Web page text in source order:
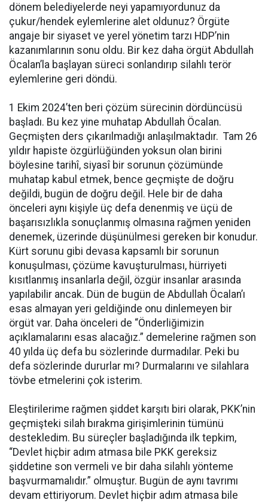
dönem belediyelerde neyi yapamıyordunuz da
çukur/hendek eylemlerine alet oldunuz? Örgüte
angaje bir siyaset ve yerel yönetim tarzı HDP’nin
kazanımlarının sonu oldu. Bir kez daha örgüt Abdullah
Öcalan’la başlayan süreci sonlandırıp silahlı terör
eylemlerine geri döndü.
1 Ekim 2024’ten beri çözüm sürecinin dördüncüsü
başladı. Bu kez yine muhatap Abdullah Öcalan.
Geçmişten ders çıkarılmadığı anlaşılmaktadır. Tam 26
yıldır hapiste özgürlüğünden yoksun olan birini
böylesine tarihî, siyasî bir sorunun çözümünde
muhatap kabul etmek, bence geçmişte de doğru
değildi, bugün de doğru değil. Hele bir de daha
önceleri aynı kişiyle üç defa denenmiş ve üçü de
başarısızlıkla sonuçlanmış olmasına rağmen yeniden
denemek, üzerinde düşünülmesi gereken bir konudur.
Kürt sorunu gibi devasa kapsamlı bir sorunun
konuşulması, çözüme kavuşturulması, hürriyeti
kısıtlanmış insanlarla değil, özgür insanlar arasında
yapılabilir ancak. Dün de bugün de Abdullah Öcalan’ı
esas almayan yeri geldiğinde onu dinlemeyen bir
örgüt var. Daha önceleri de “Önderliğimizin
açıklamalarını esas alacağız.” demelerine rağmen son
40 yılda üç defa bu sözlerinde durmadılar. Peki bu
defa sözlerinde dururlar mı? Durmalarını ve silahlara
tövbe etmelerini çok isterim.
Eleştirilerime rağmen şiddet karşıtı biri olarak, PKK’nin
geçmişteki silah bırakma girişimlerinin tümünü
destekledim. Bu süreçler başladığında ilk tepkim,
“Devlet hiçbir adım atmasa bile PKK gereksiz
şiddetine son vermeli ve bir daha silahlı yönteme
başvurmamalıdır.” olmuştur. Bugün de aynı tavrımı
devam ettiriyorum. Devlet hiçbir adım atmasa bile